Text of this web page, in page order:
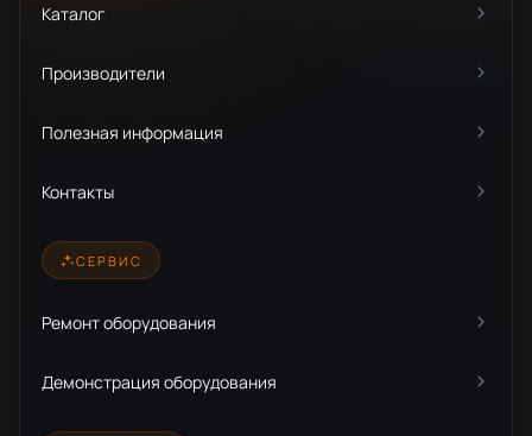
Каталог
Производители
Полезная информация
Контакты
СЕРВИС
Ремонт оборудования
Демонстрация оборудования